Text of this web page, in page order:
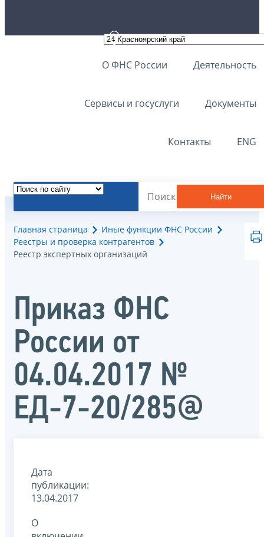
О ФНС России Деятельность
Сервисы и госуслуги Документы
Контакты ENG
Найти
Главная страница
Иные функции ФНС России
Реестры и проверка контрагентов
Реестр экспертных организаций
Приказ ФНС
России от
04.04.2017 №
ЕД-7-20/285@
Дата
публикации:
13.04.2017
О